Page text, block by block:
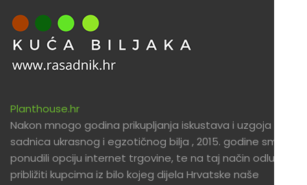
Planthouse.hr
Nakon mnogo godina prikupljanja iskustava i uzgoja
sadnica ukrasnog i egzotičnog bilja , 2015. godine smo
ponudili opciju internet trgovine, te na taj način odlučili
približiti kupcima iz bilo kojeg dijela Hrvatske naše